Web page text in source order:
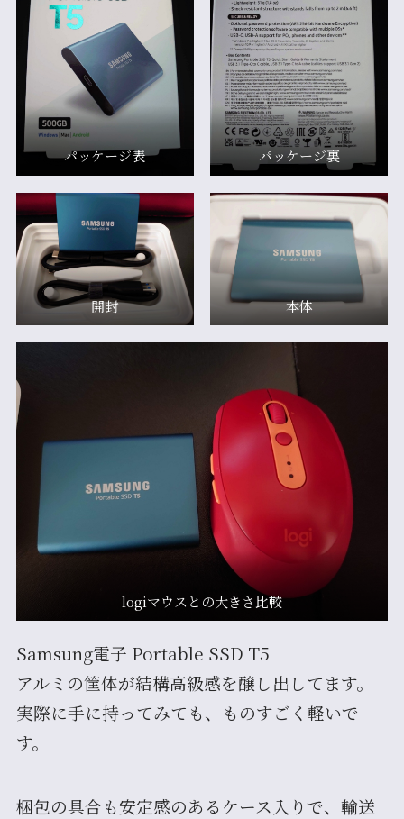
パッケージ表 パッケージ裏
開封 本体
logiマウスとの大きさ比較
Samsung電子 Portable SSD T5
アルミの筐体が結構高級感を醸し出してます。
実際に手に持ってみても、ものすごく軽いで
す。
梱包の具合も安定感のあるケース入りで、輸送